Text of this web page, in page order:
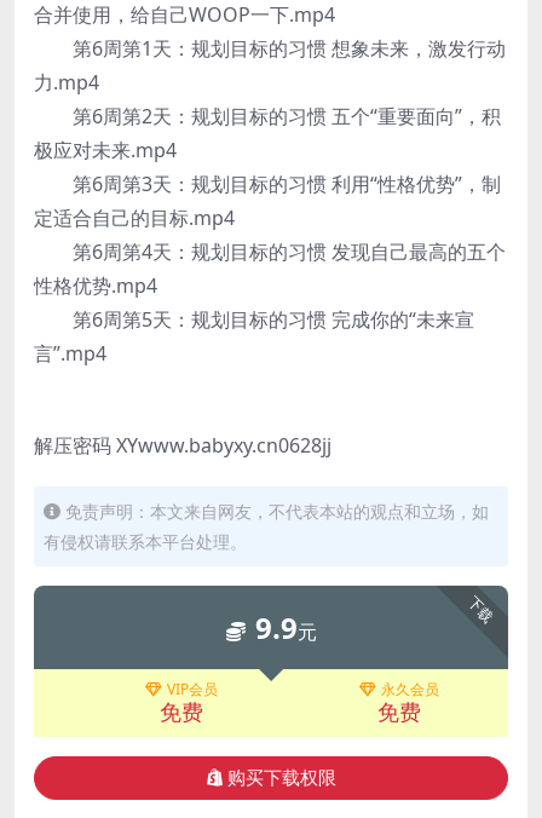
合并使用，给自己WOOP一下.mp4
第6周第1天：规划目标的习惯 想象未来，激发行动
力.mp4
第6周第2天：规划目标的习惯 五个“重要面向”，积
极应对未来.mp4
第6周第3天：规划目标的习惯 利用“性格优势”，制
定适合自己的目标.mp4
第6周第4天：规划目标的习惯 发现自己最高的五个
性格优势.mp4
第6周第5天：规划目标的习惯 完成你的“未来宣
言”.mp4
解压密码 XYwww.babyxy.cn0628jj
免责声明：本文来自网友，不代表本站的观点和立场，如
有侵权请联系本平台处理。
下载
9.9元
VIP会员
免费
永久会员
免费
购买下载权限